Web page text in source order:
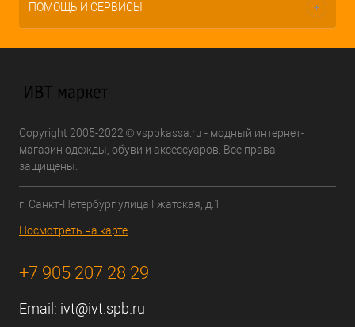
ПОМОЩЬ И СЕРВИСЫ
Copyright 2005-2022 © vspbkassa.ru - модный интернет-
магазин одежды, обуви и аксессуаров. Все права
защищены.
г. Санкт-Петербург улица Гжатская, д.1
Посмотреть на карте
+7 905 207 28 29
Email: ivt@ivt.spb.ru